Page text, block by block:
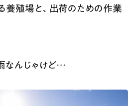
養殖場と、出荷のための作業
なんじゃけど…